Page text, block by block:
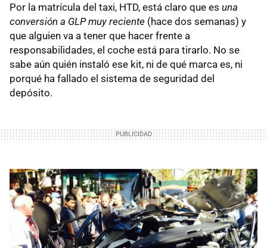
Por la matrícula del taxi, HTD, está claro que es una
conversión a GLP muy reciente (hace dos semanas) y
que alguien va a tener que hacer frente a
responsabilidades, el coche está para tirarlo. No se
sabe aún quién instaló ese kit, ni de qué marca es, ni
porqué ha fallado el sistema de seguridad del
depósito.